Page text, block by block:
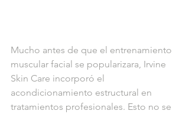
Mucho antes de que el entrenamiento
muscular facial se popularizara, Irvine
Skin Care incorporó el
acondicionamiento estructural en
tratamientos profesionales. Esto no se